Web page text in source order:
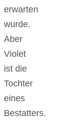
erwarten
wurde.
Aber
Violet
ist die
Tochter
eines
Bestatters.